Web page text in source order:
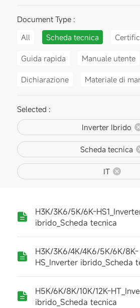
Document Type :
All
Scheda tecnica
Guida rapida Manuale utente
Dichiarazione Materiale di
Selected :
Inverter Ibrido
Scheda tecnica
IT
H3K/3K6/5K/6K-
ibrido_Scheda tecnica
H3K/3K6/4K/4K6/5K/6K/8K-
HS_Inverter ibrido_Scheda
H5K/6K/8K/10K/12K-
ibrido_Scheda tecnica